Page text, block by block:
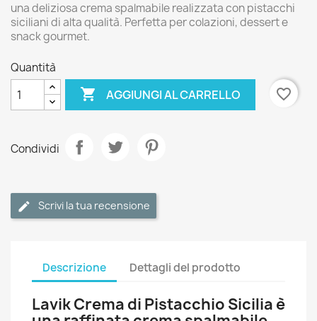
una deliziosa crema spalmabile realizzata con pistacchi
siciliani di alta qualità. Perfetta per colazioni, dessert e
snack gourmet.
Quantità
 AGGIUNGI AL CARRELLO favorite_border
Condividi
Scrivi la tua recensione
Descrizione Dettagli del prodotto
Lavik Crema di Pistacchio Sicilia è